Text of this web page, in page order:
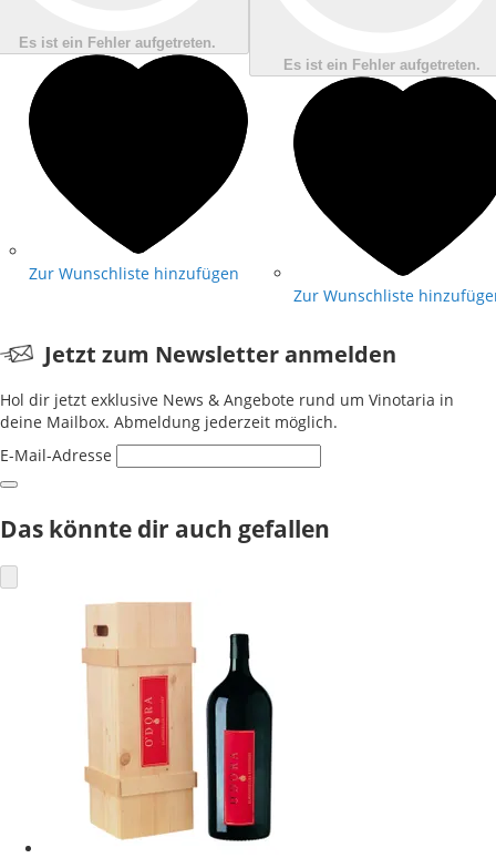
Es ist ein Fehler aufgetreten.
Zur Wunschliste hinzufügen
Es ist ein Fehler aufgetreten.
Zur Wunschliste
Jetzt zum Newsletter anmelden
Hol dir jetzt exklusive News & Angebote rund um Vinotaria in
deine Mailbox. Abmeldung jederzeit möglich.
E-Mail-Adresse
Das könnte dir auch gefallen